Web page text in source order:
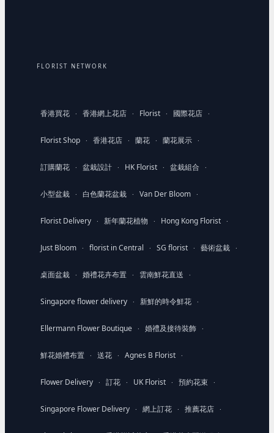
FLORIST NETWORK
香港買花 · 香港網上花店 · Florist · 國際花店 ·
Florist Shop · 香港花店 · 蘭花 · 蘭花展示 ·
訂購蘭花 · 盆栽設計 · HK Florist · 盆栽組合 ·
小型盆栽 · 白色蘭花盆栽 · Van Der Bloom ·
Florist Delivery · 新年蘭花植物 · Hong Kong Florist ·
Just Bloom · florist in Central · SG florist · 藝術盆栽 ·
桌面盆栽 · 婚禮花卉布置 · 雲南鮮花直送 ·
Singapore flower delivery · 新鮮的時令鮮花 ·
Ellermann Flower Boutique · 婚禮及接待裝飾 ·
鮮花婚禮布置 · 送花 · Agnes B Florist ·
Flower Delivery · 訂花 · UK Florist · 預約花束 ·
Singapore Flower Delivery · 網上訂花 · 推薦花店 ·